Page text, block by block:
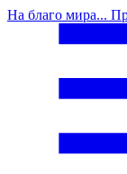
На благо мира...